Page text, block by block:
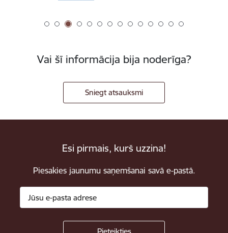
Vai šī informācija bija noderīga?
Sniegt atsauksmi
Esi pirmais, kurš uzzina!
Piesakies jaunumu saņemšanai savā e-pastā.